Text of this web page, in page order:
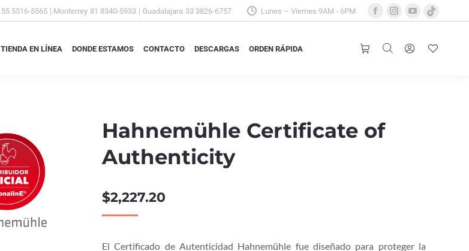
55 5516-5565 | Monterrey 81 8340-5933 | Guadalajara 33 3826-6757 Lunes – Viernes 9AM - 6PM
Facebook
opens
Instagram
opens
YouTube
opens
TikTok
opens
TIENDA EN LÍNEA DONDE ESTAMOS CONTACTO DESCARGAS ORDEN RÁPIDA
Hahnemühle Certificate of
Authenticity
$2,227.20
El Certificado de Autenticidad Hahnemühle fue diseñado para proteger la